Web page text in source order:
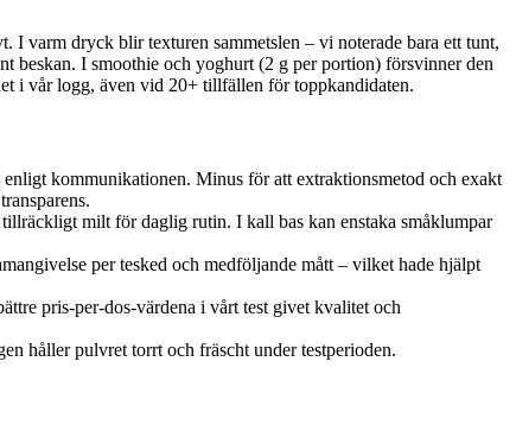
I varm dryck blir texturen sammetslen – vi noterade bara ett tunt,
beskan. I smoothie och yoghurt (2 g per portion) försvinner den
i vår logg, även vid 20+ tillfällen för toppkandidaten.
kommunikationen. Minus för att extraktionsmetod och exakt
milt för daglig rutin. I kall bas kan enstaka småklumpar
per tesked och medföljande mått – vilket hade hjälpt
pris-per-dos-värdena i vårt test givet kvalitet och
håller pulvret torrt och fräscht under testperioden.